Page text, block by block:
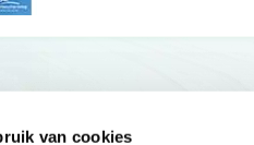
van cookies